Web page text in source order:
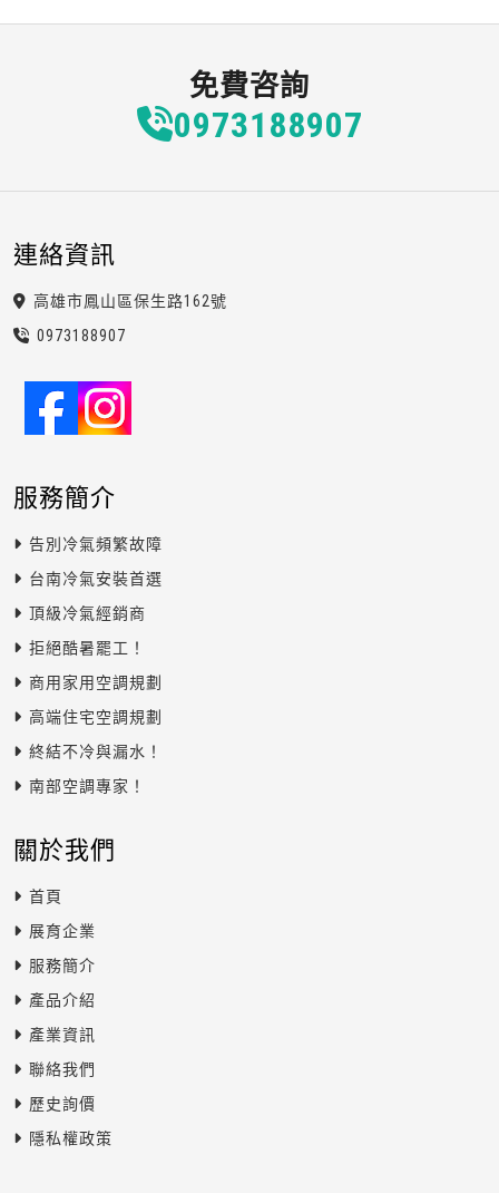
免費咨詢
0973188907
關於我們
首頁
展育企業
服務簡介
產品介紹
產業資訊
聯絡我們
歷史詢價
隱私權政策
服務簡介
告別冷氣頻繁故障
台南冷氣安裝首選
頂級冷氣經銷商
拒絕酷暑罷工！
商用家用空調規劃
高端住宅空調規劃
終結不冷與漏水！
南部空調專家！
連絡資訊
高雄市鳳山區保生路162號
09731 88907